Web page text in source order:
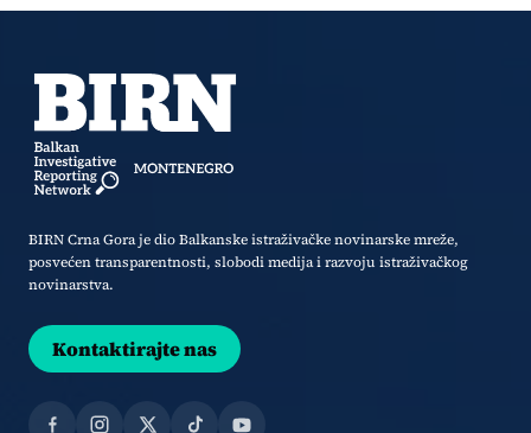
BIRN Crna Gora je dio Balkanske istraživačke novinarske mreže,
posvećen transparentnosti, slobodi medija i razvoju istraživačkog
novinarstva.
Kontaktirajte nas